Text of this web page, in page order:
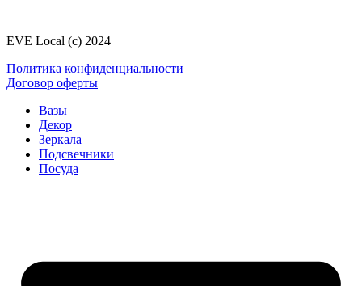
EVE Local (c) 2024
Политика конфиденциальности
Договор оферты
Вазы
Декор
Зеркала
Подсвечники
Посуда